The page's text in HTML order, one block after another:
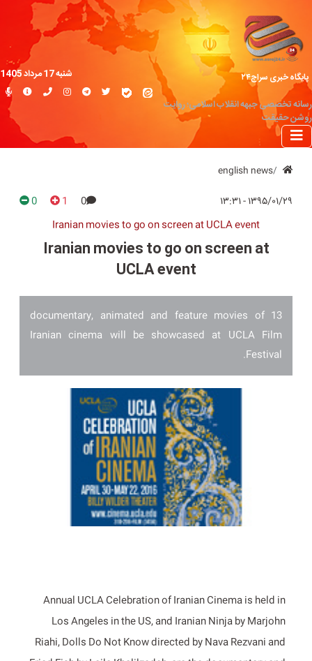
پایگاه خبری سراج۲۴
رسانه تخصصی جبهه انقلاب اسلامی؛ روایت
روشن حقیقت
شنبه 17 مرداد 1405
english news
۱۳۹۵/۰۱/۲۹ - ۱۳:۳۱ 0
1
0
Iranian movies to go on screen at UCLA event
Iranian movies to go on screen at
UCLA event
13 documentary, animated and feature movies of
Iranian cinema will be showcased at UCLA Film
Festival.
Annual UCLA Celebration of Iranian Cinema is held in
Los Angeles in the US, and Iranian Ninja by Marjohn
Riahi, Dolls Do Not Know directed by Nava Rezvani and